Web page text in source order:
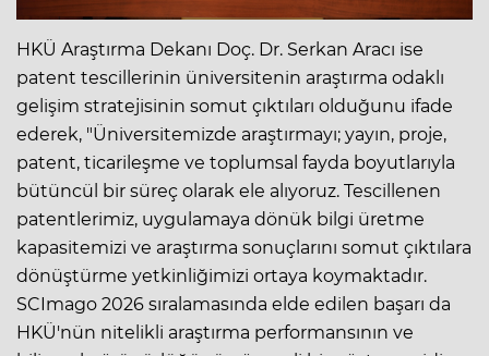
HKÜ Araştırma Dekanı Doç. Dr. Serkan Aracı ise
patent tescillerinin üniversitenin araştırma odaklı
gelişim stratejisinin somut çıktıları olduğunu ifade
ederek, "Üniversitemizde araştırmayı; yayın, proje,
patent, ticarileşme ve toplumsal fayda boyutlarıyla
bütüncül bir süreç olarak ele alıyoruz. Tescillenen
patentlerimiz, uygulamaya dönük bilgi üretme
kapasitemizi ve araştırma sonuçlarını somut çıktılara
dönüştürme yetkinliğimizi ortaya koymaktadır.
SCImago 2026 sıralamasında elde edilen başarı da
HKÜ'nün nitelikli araştırma performansının ve